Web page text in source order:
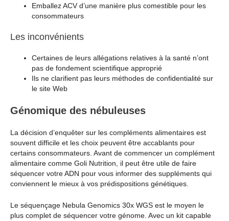
Emballez ACV d’une manière plus comestible pour les
consommateurs
Les inconvénients
Certaines de leurs allégations relatives à la santé n’ont
pas de fondement scientifique approprié
Ils ne clarifient pas leurs méthodes de confidentialité sur
le site Web
Génomique des nébuleuses
La décision d’enquêter sur les compléments alimentaires est
souvent difficile et les choix peuvent être accablants pour
certains consommateurs. Avant de commencer un complément
alimentaire comme Goli Nutrition, il peut être utile de faire
séquencer votre ADN pour vous informer des suppléments qui
conviennent le mieux à vos prédispositions génétiques.
Le séquençage Nebula Genomics 30x WGS est le moyen le
plus complet de séquencer votre génome. Avec un kit capable